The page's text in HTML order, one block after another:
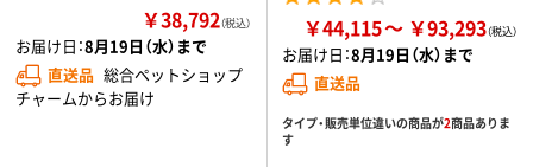
￥38,792（税込）
お届け日：8月19日（水）まで
直送品 総合ペットショップ
チャームからお届け
￥44,115 ￥93,293
お届け日：8月19日（水）まで
直送品
タイプ・販売単位違いの商品が2商品ありま
す